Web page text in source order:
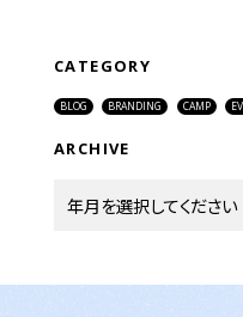
CATEGORY
BLOG BRANDING CAMP
ARCHIVE